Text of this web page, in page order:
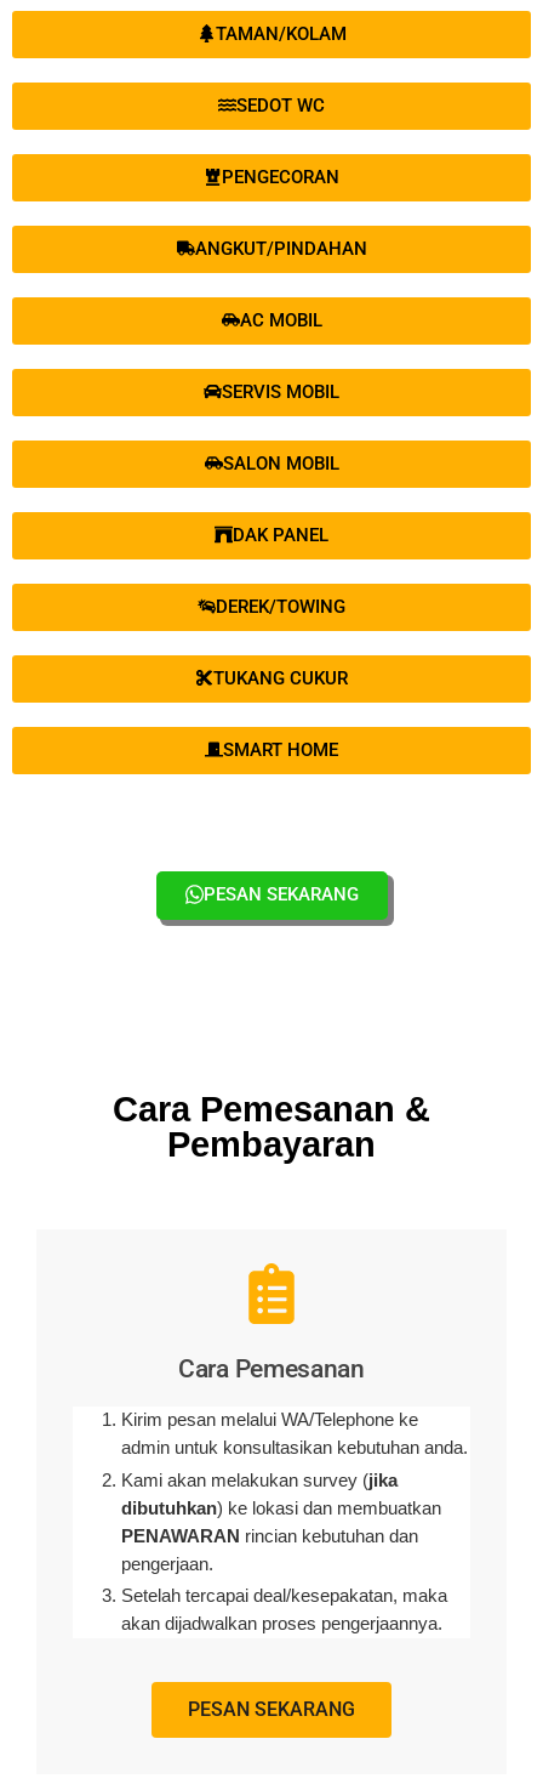
TAMAN/KOLAM
SEDOT WC
PENGECORAN
ANGKUT/PINDAHAN
AC MOBIL
SERVIS MOBIL
SALON MOBIL
DAK PANEL
DEREK/TOWING
TUKANG CUKUR
SMART HOME
PESAN SEKARANG
Cara Pemesanan &
Pembayaran
Cara Pemesanan
Kirim pesan melalui WA/Telephone ke
admin untuk konsultasikan kebutuhan anda.
Kami akan melakukan survey (jika
dibutuhkan) ke lokasi dan membuatkan
PENAWARAN rincian kebutuhan dan
pengerjaan.
Setelah tercapai deal/kesepakatan, maka
akan dijadwalkan proses pengerjaannya.
PESAN SEKARANG